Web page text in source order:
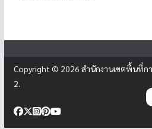
Copyright © 2026 สำนักงานเขตพื้นที่ก
2.